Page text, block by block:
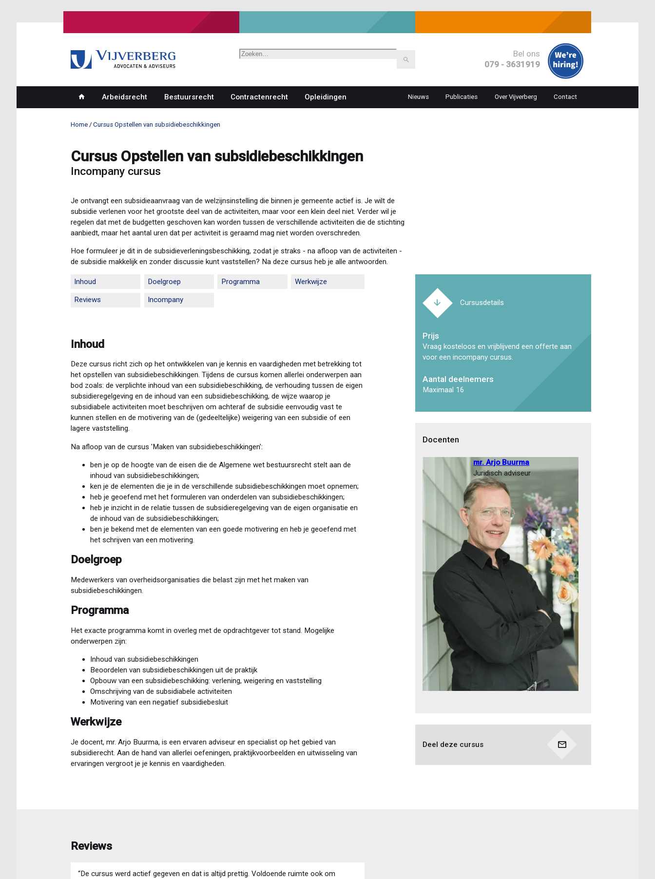
Zoeken
Bel ons
079 - 3631919
Hoofdnavigatie
Arbeidsrecht Bestuursrecht Contractenrecht Opleidingen
Top
navigation
Nieuws Publicaties Over Vijverberg Contact
Home Cursus Opstellen van subsidiebeschikkingen
Cursus Opstellen van subsidiebeschikkingen
Incompany cursus
Je ontvangt een subsidieaanvraag van de welzijnsinstelling die binnen je gemeente actief is. Je wilt de
subsidie verlenen voor het grootste deel van de activiteiten, maar voor een klein deel niet. Verder wil je
regelen dat met de budgetten geschoven kan worden tussen de verschillende activiteiten die de stichting
aanbiedt, maar het aantal uren dat per activiteit is geraamd mag niet worden overschreden.
Hoe formuleer je dit in de subsidieverleningsbeschikking, zodat je straks - na afloop van de activiteiten -
de subsidie makkelijk en zonder discussie kunt vaststellen? Na deze cursus heb je alle antwoorden.
Inhoud Doelgroep Programma Werkwijze
Reviews Incompany Cursusdetails
Prijs
Vraag kosteloos en vrijblijvend een offerte aan
voor een incompany cursus.
Aantal deelnemers
Maximaal 16
Docenten
mr. Arjo Buurma
Juridisch adviseur
Inhoud
Deze cursus richt zich op het ontwikkelen van je kennis en vaardigheden met betrekking tot
het opstellen van subsidiebeschikkingen. Tijdens de cursus komen allerlei onderwerpen aan
bod zoals: de verplichte inhoud van een subsidiebeschikking, de verhouding tussen de eigen
subsidieregelgeving en de inhoud van een subsidiebeschikking, de wijze waarop je
subsidiabele activiteiten moet beschrijven om achteraf de subsidie eenvoudig vast te
kunnen stellen en de motivering van de (gedeeltelijke) weigering van een subsidie of een
lagere vaststelling.
Na afloop van de cursus 'Maken van subsidiebeschikkingen':
ben je op de hoogte van de eisen die de Algemene wet bestuursrecht stelt aan de
inhoud van subsidiebeschikkingen;
ken je de elementen die je in de verschillende subsidiebeschikkingen moet opnemen;
heb je geoefend met het formuleren van onderdelen van subsidiebeschikkingen;
heb je inzicht in de relatie tussen de subsidieregelgeving van de eigen organisatie en
de inhoud van de subsidiebeschikkingen;
ben je bekend met de elementen van een goede motivering en heb je geoefend met
het schrijven van een motivering.
Doelgroep
Medewerkers van overheidsorganisaties die belast zijn met het maken van
subsidiebeschikkingen.
Programma
Het exacte programma komt in overleg met de opdrachtgever tot stand. Mogelijke
onderwerpen zijn:
Inhoud van subsidiebeschikkingen
Beoordelen van subsidiebeschikkingen uit de praktijk
Opbouw van een subsidiebeschikking: verlening, weigering en vaststelling
Omschrijving van de subsidiabele activiteiten
Motivering van een negatief subsidiebesluit
Werkwijze
Je docent, mr. Arjo Buurma, is een ervaren adviseur en specialist op het gebied van
subsidierecht. Aan de hand van allerlei oefeningen, praktijkvoorbeelden en uitwisseling van
ervaringen vergroot je je kennis en vaardigheden.
Deel deze cursus
Reviews
“De cursus werd actief gegeven en dat is altijd prettig. Voldoende ruimte ook om